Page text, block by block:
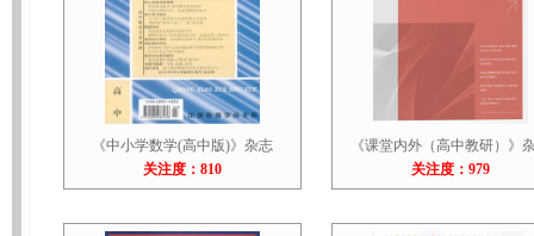
《中小学数学(高中版)》杂志
关注度：810
《课堂内外（高中教研）》
关注度：979